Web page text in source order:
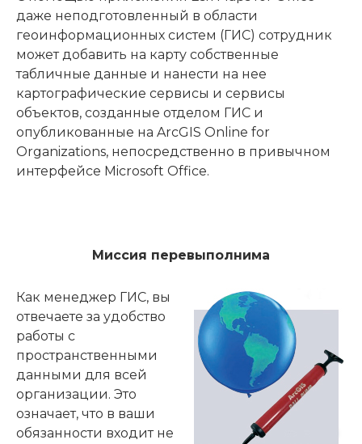
даже неподготовленный в области
геоинформационных систем (ГИС) сотрудник
может добавить на карту собственные
табличные данные и нанести на нее
картографические сервисы и сервисы
объектов, созданные отделом ГИС и
опубликованные на ArcGIS Online for
Organizations, непосредственно в привычном
интерфейсе Microsoft Office.
Миссия перевыполнима
Как менеджер ГИС, вы
отвечаете за удобство
работы с
пространственными
данными для всей
организации. Это
означает, что в ваши
обязанности входит не